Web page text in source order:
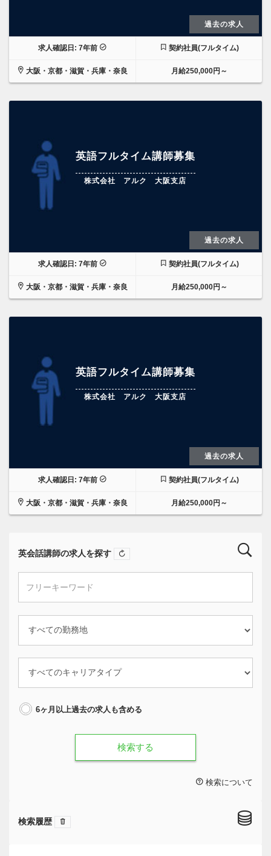
過去の求人
求人確認日: 7年前 契約社員(フルタイム)
大阪・京都・滋賀・兵庫・奈良 月給250,000円～
英語フルタイム講師募集
株式会社 アルク 大阪支店
過去の求人
求人確認日: 7年前 契約社員(フルタイム)
大阪・京都・滋賀・兵庫・奈良 月給250,000円～
英語フルタイム講師募集
株式会社 アルク 大阪支店
過去の求人
求人確認日: 7年前 契約社員(フルタイム)
大阪・京都・滋賀・兵庫・奈良 月給250,000円～
英会話講師の求人を探す
6ヶ月以上過去の求人も含める
検索する
検索について
検索履歴